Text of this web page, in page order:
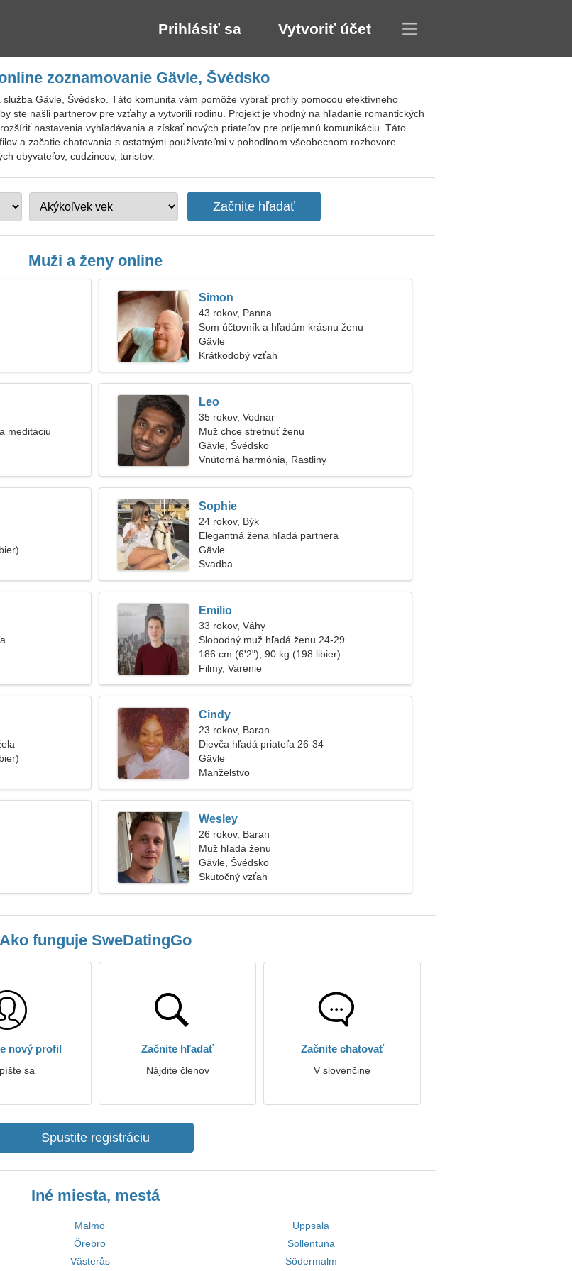
Prihlásiť sa Vytvoriť účet
zoznamovanie Gävle, Švédsko
Gävle, Švédsko. Táto komunita vám pomôže vybrať profily pomocou efektívneho
ste našli partnerov pre vzťahy a vytvorili rodinu. Projekt je vhodný na hľadanie romantických
nastavenia vyhľadávania a získať nových priateľov pre príjemnú komunikáciu. Táto
a začatie chatovania s ostatnými používateľmi v pohodlnom všeobecnom rozhovore.
obyvateľov, cudzincov, turistov.
Muži a ženy online
Simon
43 rokov, Panna
Som účtovník a hľadám krásnu ženu
Gävle
Krátkodobý vzťah
meditáciu
Leo
35 rokov, Vodnár
Muž chce stretnúť ženu
Gävle, Švédsko
Vnútorná harmónia, Rastliny
Sophie
24 rokov, Býk
Elegantná žena hľadá partnera
Gävle
Svadba
Emilio
33 rokov, Váhy
Slobodný muž hľadá ženu 24-29
186 cm (6'2"), 90 kg (198 libier)
Filmy, Varenie
Cindy
23 rokov, Baran
Dievča hľadá priateľa 26-34
Gävle
Manželstvo
Wesley
26 rokov, Baran
Muž hľadá ženu
Gävle, Švédsko
Skutočný vzťah
Ako funguje SweDatingGo
nový profil
sa
Začnite hľadať
Nájdite členov
Začnite chatovať
V slovenčine
Spustite registráciu
Iné miesta, mestá
Malmö
Uppsala
Örebro
Sollentuna
Västerås Södermalm